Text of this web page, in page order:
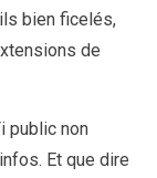
bien ficelés,
de
public non
Et que dire